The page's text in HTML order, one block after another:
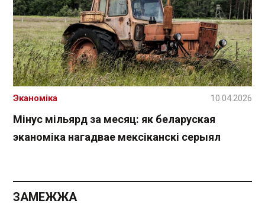
Мінус мільярд за месяц: як беларуская
эканоміка нагадвае мексіканскі серыял
Эканоміка 10.04.2026
ЗАМЕЖЖА